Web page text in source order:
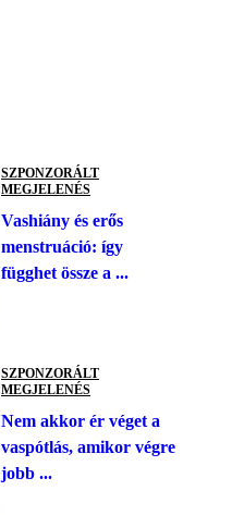
SZPONZORÁLT
MEGJELENÉS
Vashiány és erős
menstruáció: így
függhet össze a ...
SZPONZORÁLT
MEGJELENÉS
Nem akkor ér véget a
vaspótlás, amikor végre
jobb ...